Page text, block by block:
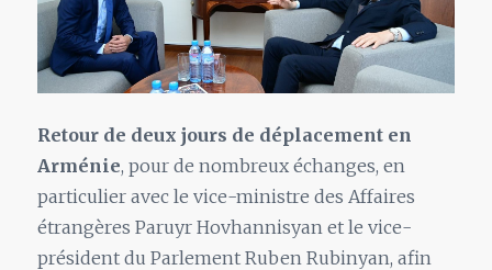
Retour de deux jours de déplacement en
Arménie, pour de nombreux échanges, en
particulier avec le vice-ministre des Affaires
étrangères Paruyr Hovhannisyan et le vice-
président du Parlement Ruben Rubinyan, afin